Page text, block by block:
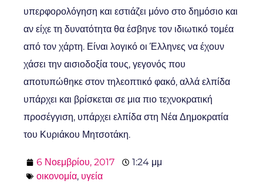
υπερφορολόγηση και εστιάζει μόνο στο δημόσιο και
αν είχε τη δυνατότητα θα έσβηνε τον ιδιωτικό τομέα
από τον χάρτη. Είναι λογικό οι Έλληνες να έχουν
χάσει την αισιοδοξία τους, γεγονός που
αποτυπώθηκε στον τηλεοπτικό φακό, αλλά ελπίδα
υπάρχει και βρίσκεται σε μια πιο τεχνοκρατική
προσέγγιση, υπάρχει ελπίδα στη Νέα Δημοκρατία
του Κυριάκου Μητσοτάκη.
6 Νοεμβρίου, 2017
1:24 μμ
οικονομία, υγεία